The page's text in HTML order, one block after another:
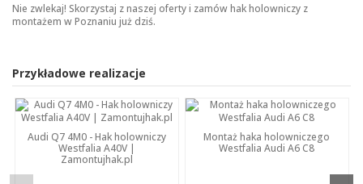
Nie zwlekaj! Skorzystaj z naszej oferty i zamów hak holowniczy z
montażem w Poznaniu już dziś.
Przykładowe realizacje
Audi Q7 4M0 - Hak holowniczy
Westfalia A40V |
Zamontujhak.pl
Montaż haka holowniczego
Westfalia Audi A6 C8